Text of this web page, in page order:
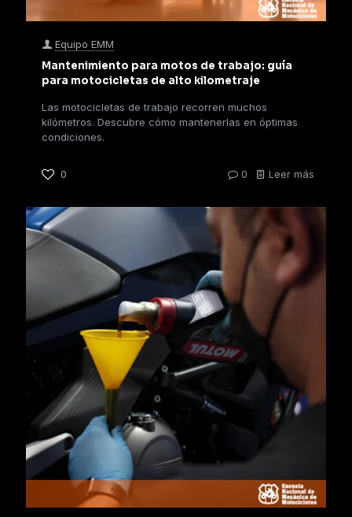
Equipo EMM
Mantenimiento para motos de trabajo: guía
para motocicletas de alto kilometraje
Las motocicletas de trabajo recorren muchos
kilómetros. Descubre cómo mantenerlas en óptimas
condiciones.
0 0 Leer más